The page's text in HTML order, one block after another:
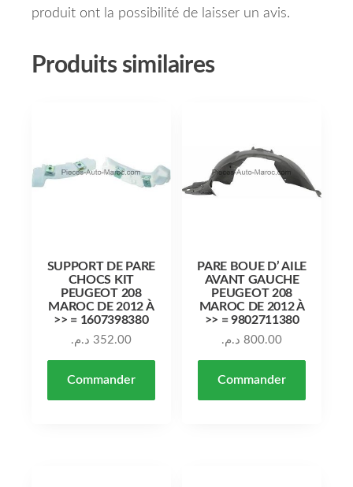
produit ont la possibilité de laisser un avis.
Produits similaires
SUPPORT DE PARE
CHOCS KIT
PEUGEOT 208
MAROC DE 2012 À
>> = 1607398380
352.00 د.م.
Commander
PARE BOUE D’ AILE
AVANT GAUCHE
PEUGEOT 208
MAROC DE 2012 À
>> = 9802711380
800.00 د.م.
Commander